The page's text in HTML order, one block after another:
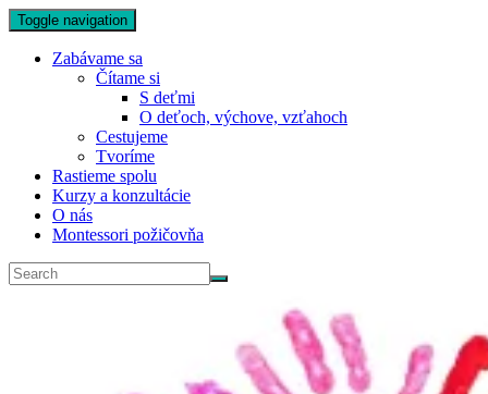
Toggle navigation
Zabávame sa
Čítame si
S deťmi
O deťoch, výchove, vzťahoch
Cestujeme
Tvoríme
Rastieme spolu
Kurzy a konzultácie
O nás
Montessori požičovňa